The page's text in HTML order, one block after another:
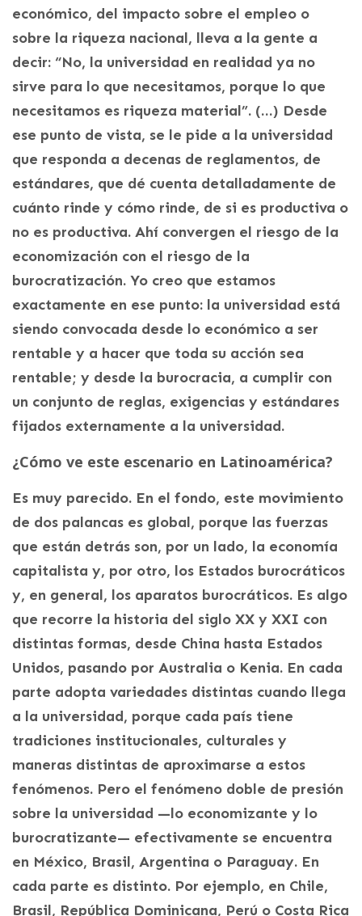
económico, del impacto sobre el empleo o
sobre la riqueza nacional, lleva a la gente a
decir: “No, la universidad en realidad ya no
sirve para lo que necesitamos, porque lo que
necesitamos es riqueza material”. (…) Desde
ese punto de vista, se le pide a la universidad
que responda a decenas de reglamentos, de
estándares, que dé cuenta detalladamente de
cuánto rinde y cómo rinde, de si es productiva o
no es productiva. Ahí convergen el riesgo de la
economización con el riesgo de la
burocratización. Yo creo que estamos
exactamente en ese punto: la universidad está
siendo convocada desde lo económico a ser
rentable y a hacer que toda su acción sea
rentable; y desde la burocracia, a cumplir con
un conjunto de reglas, exigencias y estándares
fijados externamente a la universidad.
¿Cómo ve este escenario en Latinoamérica?
Es muy parecido. En el fondo, este movimiento
de dos palancas es global, porque las fuerzas
que están detrás son, por un lado, la economía
capitalista y, por otro, los Estados burocráticos
y, en general, los aparatos burocráticos. Es algo
que recorre la historia del siglo XX y XXI con
distintas formas, desde China hasta Estados
Unidos, pasando por Australia o Kenia. En cada
parte adopta variedades distintas cuando llega
a la universidad, porque cada país tiene
tradiciones institucionales, culturales y
maneras distintas de aproximarse a estos
fenómenos. Pero el fenómeno doble de presión
sobre la universidad —lo economizante y lo
burocratizante— efectivamente se encuentra
en México, Brasil, Argentina o Paraguay. En
cada parte es distinto. Por ejemplo, en Chile,
Brasil, República Dominicana, Perú o Costa Rica